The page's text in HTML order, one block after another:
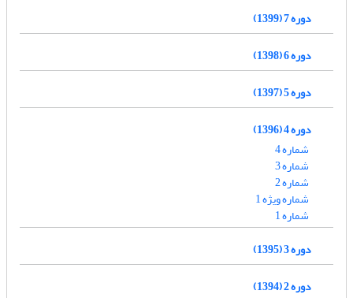
دوره 7 (1399)
دوره 6 (1398)
دوره 5 (1397)
دوره 4 (1396)
شماره 4
شماره 3
شماره 2
شماره ویژه 1
شماره 1
دوره 3 (1395)
دوره 2 (1394)